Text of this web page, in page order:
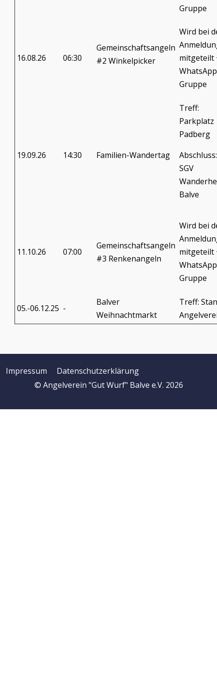
Gruppe
16.08.26 06:30
Gemeinschaftsangeln
#2 Winkelpicker
Wird bei
mitgeteilt
Gruppe
19.09.26 14:30 Familien-Wandertag
Treff:
Parkplatz
Padberg
Abschluss:
SGV
Balve
11.10.26 07:00
Gemeinschaftsangeln
#3 Renkenangeln
Wird bei
mitgeteilt
Gruppe
05.-06.12.25 -
Balver
Weihnachtmarkt
Treff:
Impressum
Datenschutzerklärung
© Angelverein "Gut Wurf" Balve e.V. 2026